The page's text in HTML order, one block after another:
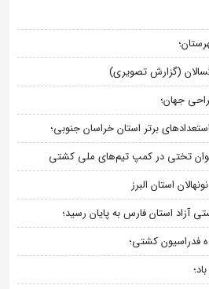
(گزارش تصویری)
جهان؛
برتر استان خراسان جنوبی؛
تختی در کمپ تیم‌های ملی کشتی
استان البرز
استان فارس به پایان رسید؛
فدراسیون کشتی؛